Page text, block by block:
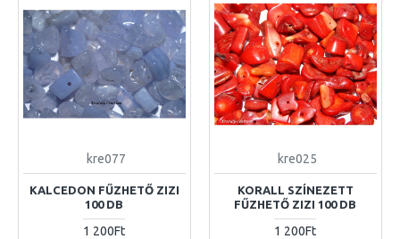
kre077
KALCEDON FŰZHETŐ ZIZI
100 DB
1 200Ft
kre025
KORALL SZÍNEZETT
FŰZHETŐ ZIZI 100 DB
1 200Ft